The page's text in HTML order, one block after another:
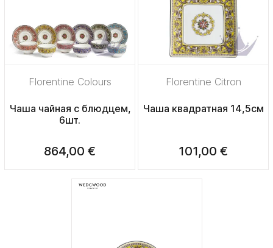
Florentine Colours
Чаша чайная с блюдцем,
6шт.
864,00 €
Florentine Citron
Чаша квадратная 14,5см
101,00 €